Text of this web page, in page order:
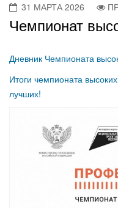
31 МАРТА 2026
Чемпионат
Дневник Чемпионата
Итоги чемпионата
лучших!